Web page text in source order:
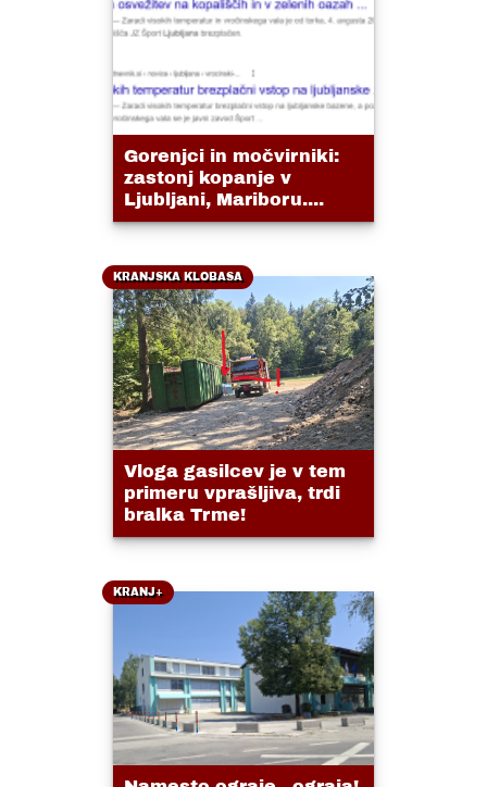
Gorenjci in močvirniki:
zastonj kopanje v
Ljubljani, Mariboru....
KRANJSKA KLOBASA
Vloga gasilcev je v tem
primeru vprašljiva, trdi
bralka Trme!
KRANJ+